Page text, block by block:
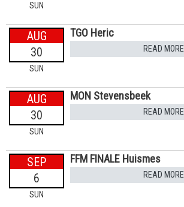
SUN
AUG
30
SUN
TGO Heric
READ MORE
AUG
30
SUN
MON Stevensbeek
READ MORE
SEP
6
SUN
FFM FINALE Huismes
READ MORE